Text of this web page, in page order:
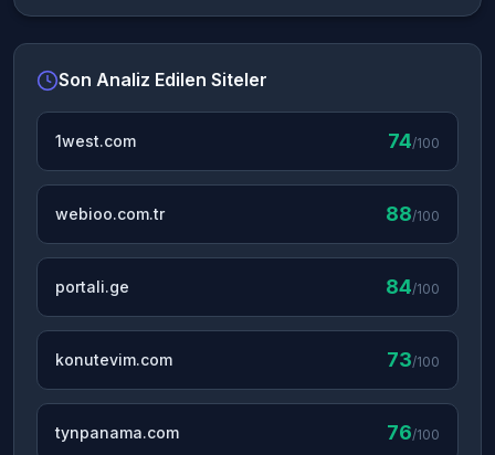
Son Analiz Edilen Siteler
1west.com 74/100
webioo.com.tr 88/100
portali.ge 84/100
konutevim.com 73/100
tynpanama.com 76/100